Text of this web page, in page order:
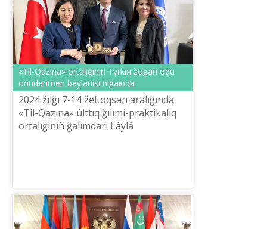
«Tіl-Qazına» ortalığınıñ Tүrkiя žoğarı oqu
orındarımen baylanısı nığaюda
2024 žılğı 7-14 želtoqsan aralığında
«Tіl-Qazına» ûlttıq ğılımi-praktikalıq
ortalığınıñ ğalımdarı Lâylâ